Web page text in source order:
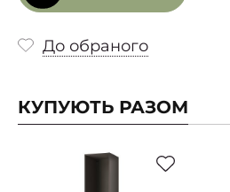
До обраного
КУПУЮТЬ РАЗОМ